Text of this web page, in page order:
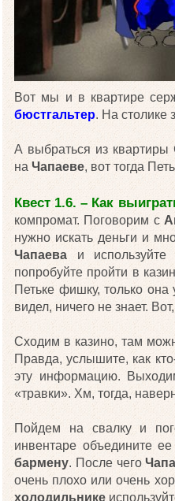
Вот мы и в квартире
бюстгальтер. На столике
А выбраться из квартиры
на Чапаеве, вот тогда
Квест 1.6. – Как
компромат. Поговорим с
нужно искать деньги и
Чапаева и
попробуйте пройти в
Петьке фишку, только
видел, ничего не знает.
Сходим в казино, там
Правда, услышите, как
эту информацию.
«травки». Хм, тогда,
Пойдем на свалку и
инвентаре объедините
бармену. После чего
очень плохо или очень
холодильнике